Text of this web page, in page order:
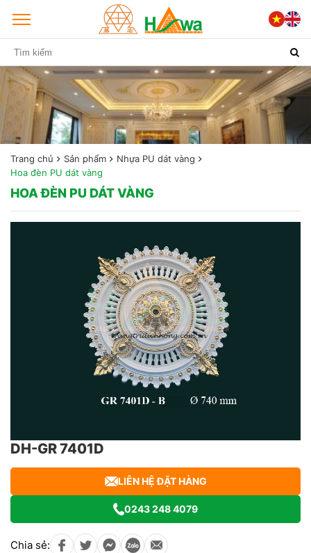
Trang chủ Sản phẩm
Nhựa PU dát vàng
Hoa đèn PU dát vàng
HOA ĐÈN PU DÁT VÀNG
DH-GR 7401D
LIÊN HỆ ĐẶT HÀNG
0243 248 4079
Chia sẻ: